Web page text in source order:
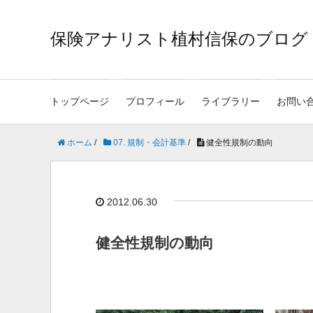
保険アナリスト植村信保のブログ
トップページ プロフィール ライブラリー お問い
ホーム / 07. 規制・会計基準 / 健全性規制の動向
2012.06.30
健全性規制の動向